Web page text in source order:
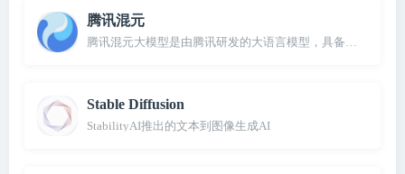
腾讯混元
腾讯混元大模型是由腾讯研发的大语言模型，具备跨领域知
Stable Diffusion
StabilityAI推出的文本到图像生成AI